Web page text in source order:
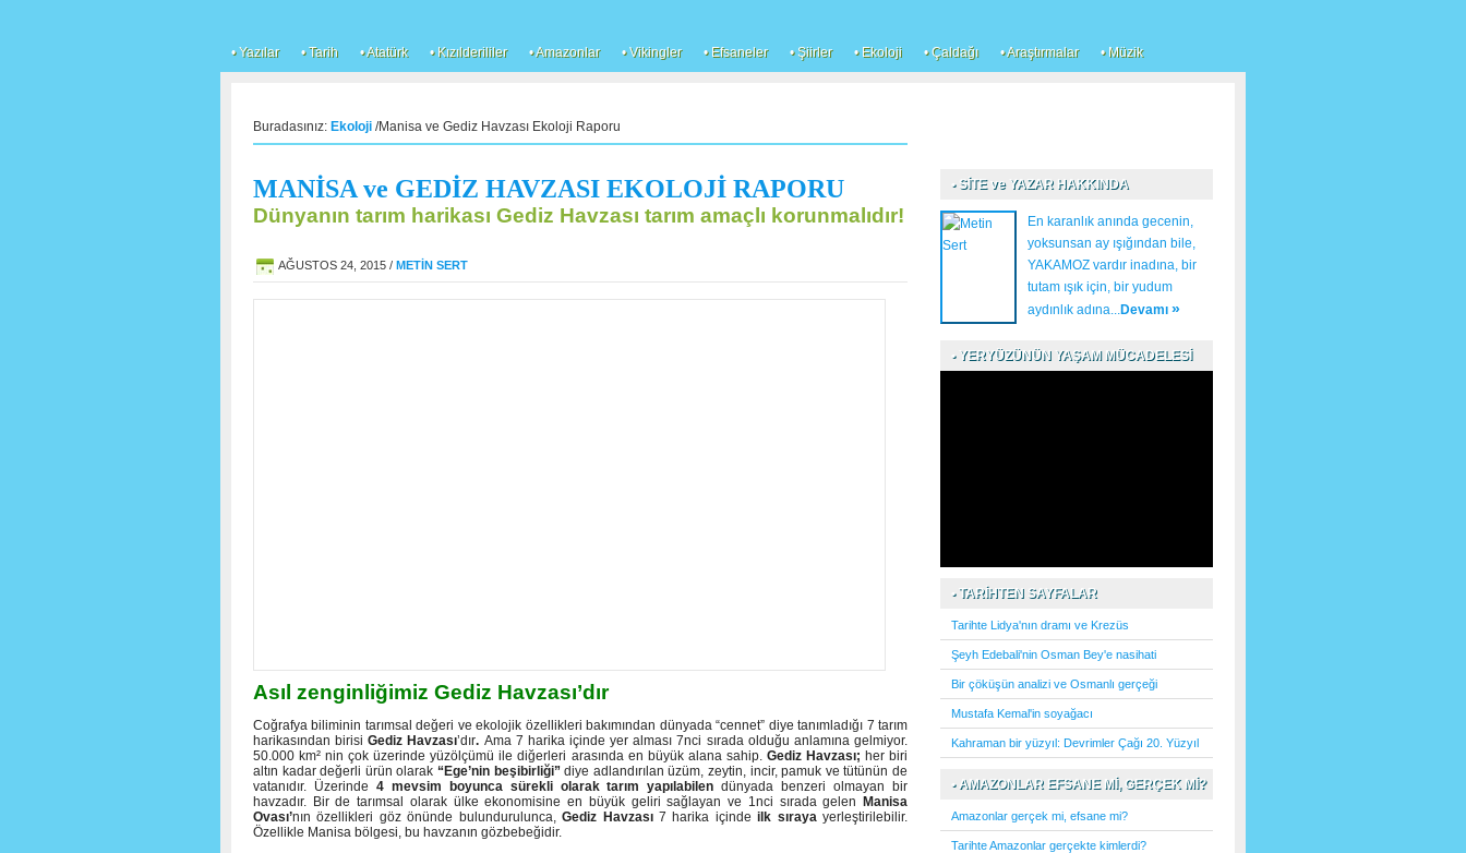
• Yazılar • Tarih • Atatürk • Kızılderililer • Amazonlar • Vikingler • Efsaneler • Şiirler • Ekoloji • Çaldağı • Araştırmalar • Müzik
Buradasınız: Ekoloji /Manisa ve Gediz Havzası Ekoloji Raporu
MANİSA ve GEDİZ HAVZASI EKOLOJİ RAPORU
Dünyanın tarım harikası Gediz Havzası tarım amaçlı korunmalıdır!
AĞUSTOS 24, 2015 / METIN SERT
Asıl zenginliğimiz Gediz Havzası’dır
Coğrafya biliminin tarımsal değeri ve ekolojik özellikleri bakımından dünyada “cennet” diye tanımladığı 7 tarım
harikasından birisiGediz Havzası’dır. Ama 7 harika içinde yer alması 7nci sırada olduğu anlamına gelmiyor.
50.000 km² nin çok üzerinde yüzölçümü ile diğerleri arasında en büyük alana sahip. Gediz Havzası; her biri
altın kadar değerli ürün olarak “Ege’nin beşibirliği”diye adlandırılan üzüm, zeytin, incir, pamuk ve tütünün de
vatanıdır. Üzerinde 4 mevsim boyunca sürekli olarak tarım yapılabilen dünyada benzeri olmayan bir
havzadır. Bir de tarımsal olarak ülke ekonomisine en büyük geliri sağlayan ve 1nci sırada gelen
Manisa
Ovası’nın özellikleri göz önünde bulundurulunca,Gediz Havzası7 harika içindeilk sırayayerleştirilebilir.
Özellikle Manisa bölgesi, bu havzanın gözbebeğidir.
• SİTE ve YAZAR HAKKINDA
En karanlık anında gecenin,
yoksunsan ay ışığından bile,
YAKAMOZ vardır inadına, bir
tutam ışık için, bir yudum
aydınlık adına...Devamı »
• YERYÜZÜNÜN YAŞAM MÜCADELESİ
• TARİHTEN SAYFALAR
Tarihte Lidya'nın dramı ve Krezüs
Şeyh Edebali'nin Osman Bey'e nasihati
Bir çöküşün analizi ve Osmanlı gerçeği
Mustafa Kemal'in soyağacı
Kahraman bir yüzyıl: Devrimler Çağı 20. Yüzyıl
• AMAZONLAR EFSANE Mİ, GERÇEK Mİ?
Amazonlar gerçek mi, efsane mi?
Tarihte Amazonlar gerçekte kimlerdi?